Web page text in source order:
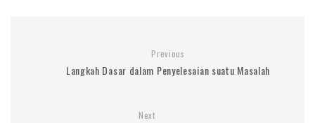
Previous
Langkah Dasar dalam Penyelesaian suatu Masalah
Next